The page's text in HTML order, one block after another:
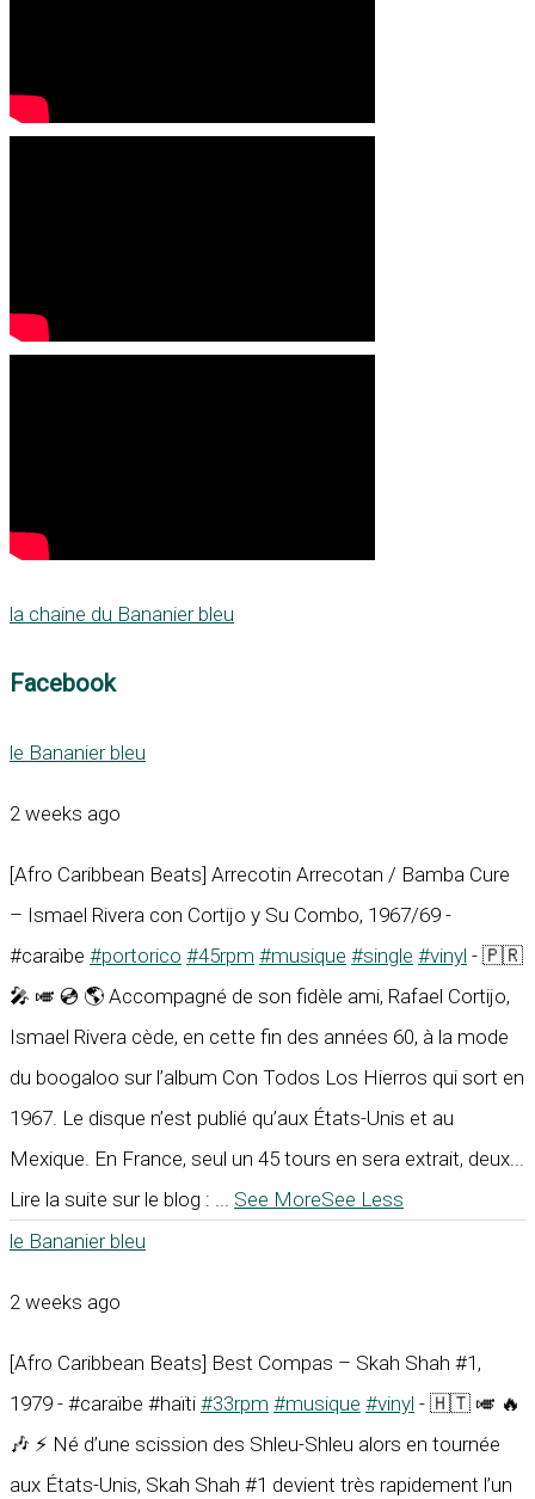
la chaine du Bananier bleu
Facebook
le Bananier bleu
2 weeks ago
[Afro Caribbean Beats] Arrecotin Arrecotan / Bamba Cure
– Ismael Rivera con Cortijo y Su Combo, 1967/69 -
#caraïbe #portorico #45rpm #musique #single #vinyl - 🇵🇷
🎤 🎺 💿 🌎 Accompagné de son fidèle ami, Rafael Cortijo,
Ismael Rivera cède, en cette fin des années 60, à la mode
du boogaloo sur l’album Con Todos Los Hierros qui sort en
1967. Le disque n’est publié qu’aux États-Unis et au
Mexique. En France, seul un 45 tours en sera extrait, deux...
Lire la suite sur le blog : ... See MoreSee Less
le Bananier bleu
2 weeks ago
[Afro Caribbean Beats] Best Compas – Skah Shah #1,
1979 - #caraïbe #haïti #33rpm #musique #vinyl - 🇭🇹 🎺 🔥
🎶 ⚡ Né d’une scission des Shleu-Shleu alors en tournée
aux États-Unis, Skah Shah #1 devient très rapidement l’un